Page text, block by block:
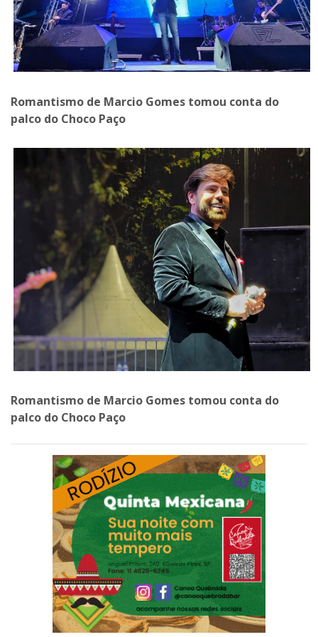
Romantismo de Marcio Gomes tomou conta do
palco do Choco Paço
Romantismo de Marcio Gomes tomou conta do
palco do Choco Paço